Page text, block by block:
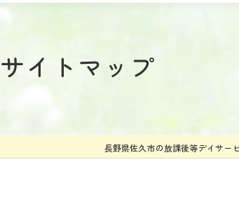
サイトマップ
長野県佐久市の放課後等デイサー